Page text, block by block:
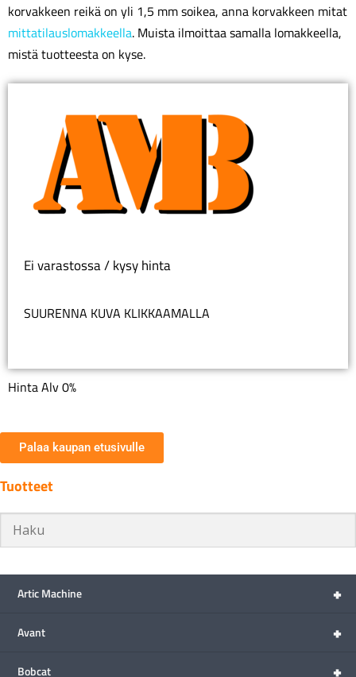
korvakkeen reikä on yli 1,5 mm soikea, anna korvakkeen mitat
mittatilauslomakkeella. Muista ilmoittaa samalla lomakkeella,
mistä tuotteesta on kyse.
Ei varastossa / kysy hinta
SUURENNA KUVA KLIKKAAMALLA
Hinta Alv 0%
Palaa kaupan etusivulle
Tuotteet
+
Artic Machine
+
Avant
+
Bobcat